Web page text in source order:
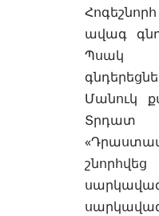
ավագ
Պսակ
Մանուկ
Տրդատ